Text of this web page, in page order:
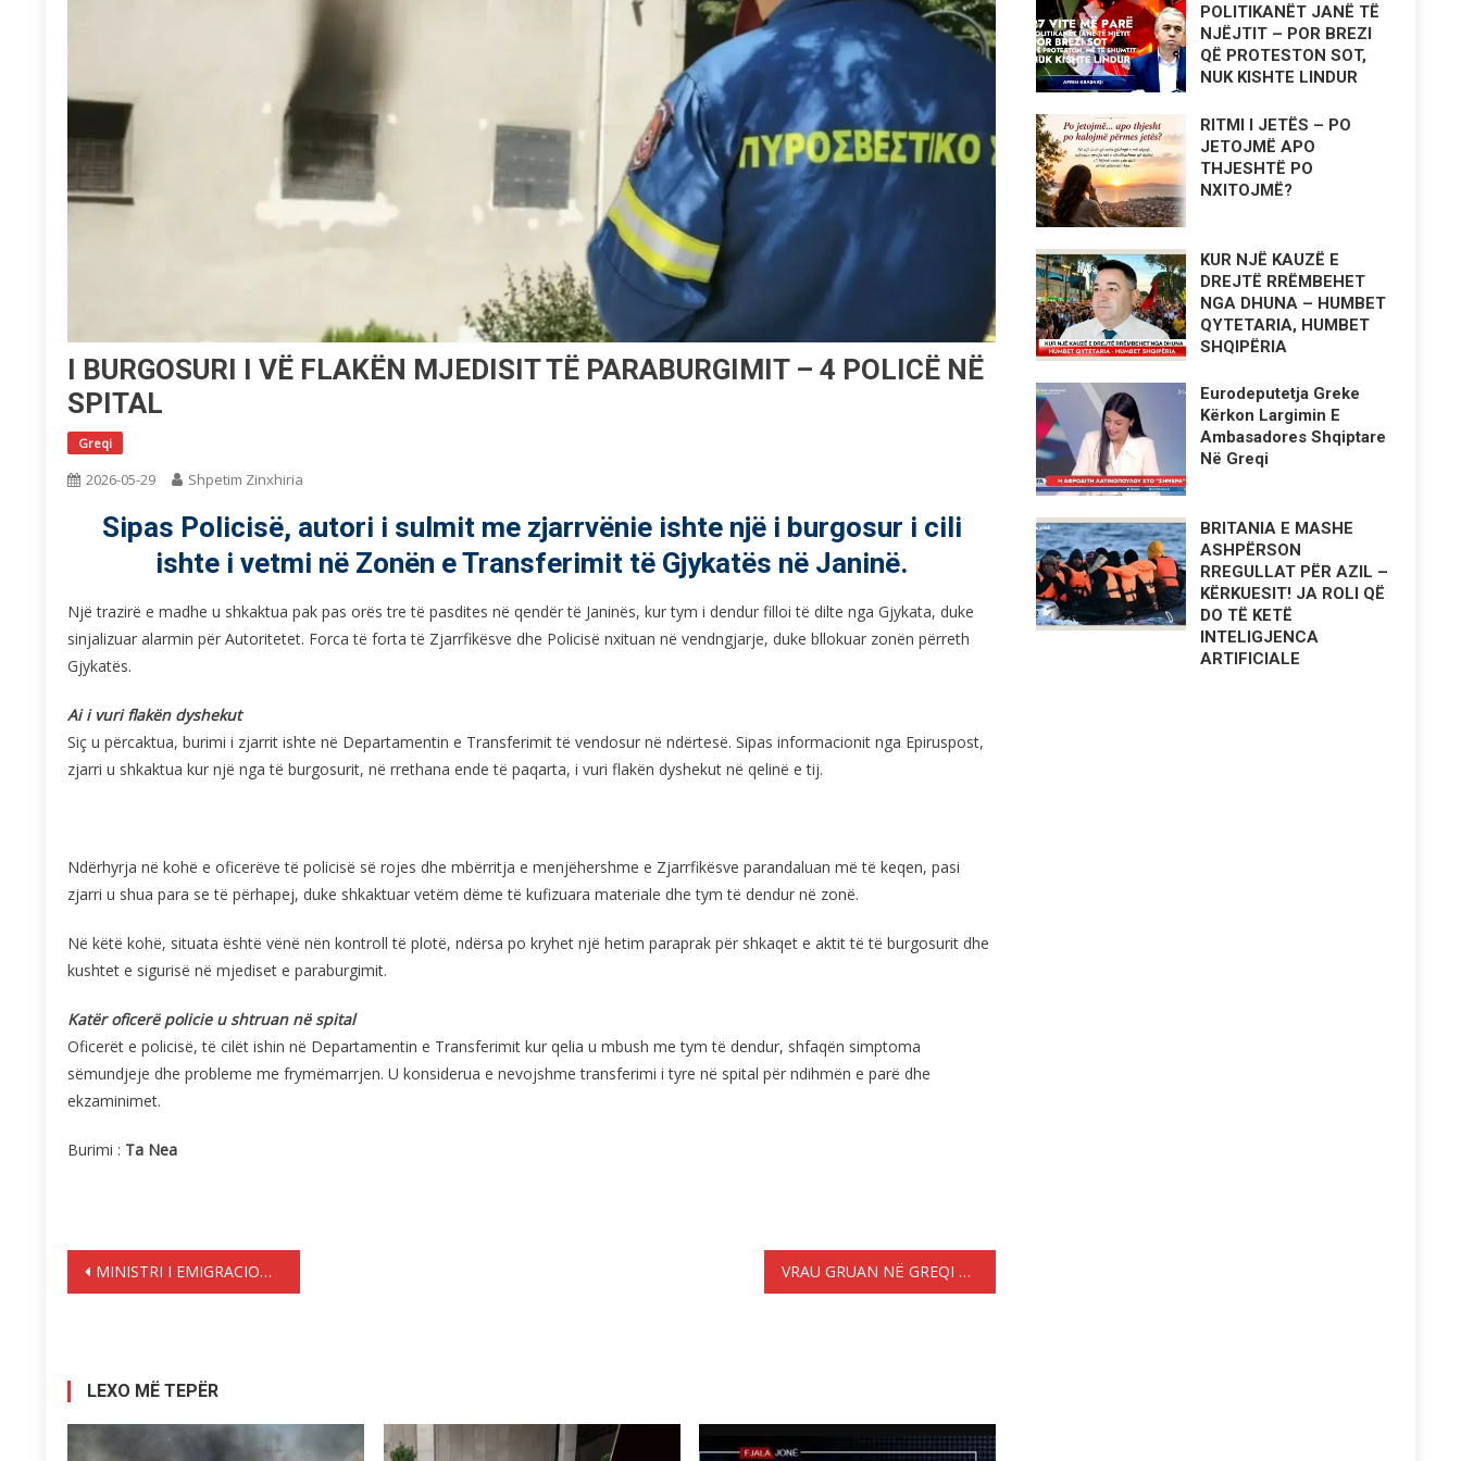
I BURGOSURI I VË FLAKËN MJEDISIT TË PARABURGIMIT – 4 POLICË NË
SPITAL
Greqi
2026-05-29 Shpetim Zinxhiria
Sipas Policisë, autori i sulmit me zjarrvënie ishte një i burgosur i cili
ishte i vetmi në Zonën e Transferimit të Gjykatës në Janinë.
Një trazirë e madhe u shkaktua pak pas orës tre të pasdites në qendër të Janinës, kur tym i dendur filloi të dilte nga Gjykata, duke
sinjalizuar alarmin për Autoritetet. Forca të forta të Zjarrfikësve dhe Policisë nxituan në vendngjarje, duke bllokuar zonën përreth
Gjykatës.
Ai i vuri flakën dyshekut
Siç u përcaktua, burimi i zjarrit ishte në Departamentin e Transferimit të vendosur në ndërtesë. Sipas informacionit nga Epiruspost,
zjarri u shkaktua kur një nga të burgosurit, në rrethana ende të paqarta, i vuri flakën dyshekut në qelinë e tij.
Ndërhyrja në kohë e oficerëve të policisë së rojes dhe mbërritja e menjëhershme e Zjarrfikësve parandaluan më të keqen, pasi
zjarri u shua para se të përhapej, duke shkaktuar vetëm dëme të kufizuara materiale dhe tym të dendur në zonë.
Në këtë kohë, situata është vënë nën kontroll të plotë, ndërsa po kryhet një hetim paraprak për shkaqet e aktit të të burgosurit dhe
kushtet e sigurisë në mjediset e paraburgimit.
Katër oficerë policie u shtruan në spital
Oficerët e policisë, të cilët ishin në Departamentin e Transferimit kur qelia u mbush me tym të dendur, shfaqën simptoma
sëmundjeje dhe probleme me frymëmarrjen. U konsiderua e nevojshme transferimi i tyre në spital për ndihmën e parë dhe
ekzaminimet.
Burimi : Ta Nea
Lëvizje
MINISTRI I EMIGRACIONIT PLEVRIS: DO TË MARRIM MASA TË ASHPRA NËSE KA RRITJE TË FLUKSEVE TË EMIGRACIONIT VRAU GRUAN NË GREQI – BURG PËRJETË PËR SHQIPTARIN
LEXO MË TEPËR
POLITIKANËT JANË TË
NJËJTIT – POR BREZI
QË PROTESTON SOT,
NUK KISHTE LINDUR
RITMI I JETËS – PO
JETOJMË APO
THJESHTË PO
NXITOJMË?
KUR NJË KAUZË E
DREJTË RRËMBEHET
NGA DHUNA – HUMBET
QYTETARIA, HUMBET
SHQIPËRIA
Eurodeputetja Greke
Kërkon Largimin E
Ambasadores Shqiptare
Në Greqi
BRITANIA E MASHE
ASHPËRSON
RREGULLAT PËR AZIL –
KËRKUESIT! JA ROLI QË
DO TË KETË
INTELIGJENCA
ARTIFICIALE